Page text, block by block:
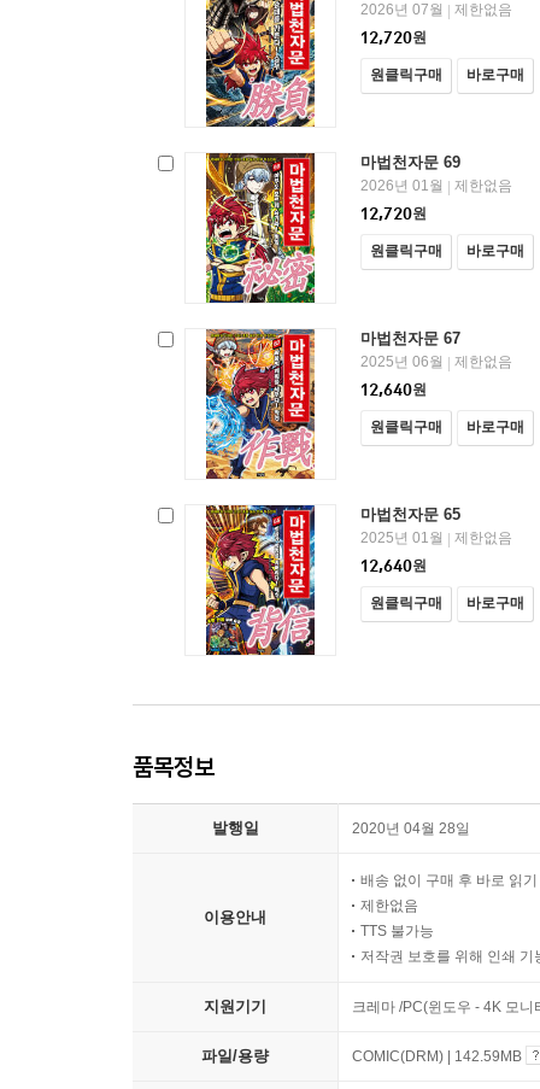
2026년 07월
제한없음
12,720원
원클릭구매 바로구매
마법천자문 69
2026년 01월
제한없음
12,720원
원클릭구매 바로구매
마법천자문 67
2025년 06월
제한없음
12,640원
원클릭구매 바로구매
마법천자문 65
2025년 01월
제한없음
12,640원
원클릭구매 바로구매
품목정보
발행일 2020년 04월 28일
이용안내
배송 없이 구매 후 바로 읽기
제한없음
TTS 불가능
저작권 보호를 위해 인쇄 기
지원기기 크레마 /PC(윈도우 - 4K 모
파일/용량 COMIC(DRM) | 142.59MB